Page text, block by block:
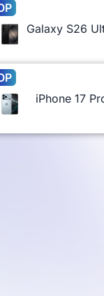
Galaxy S26
iPhone 17